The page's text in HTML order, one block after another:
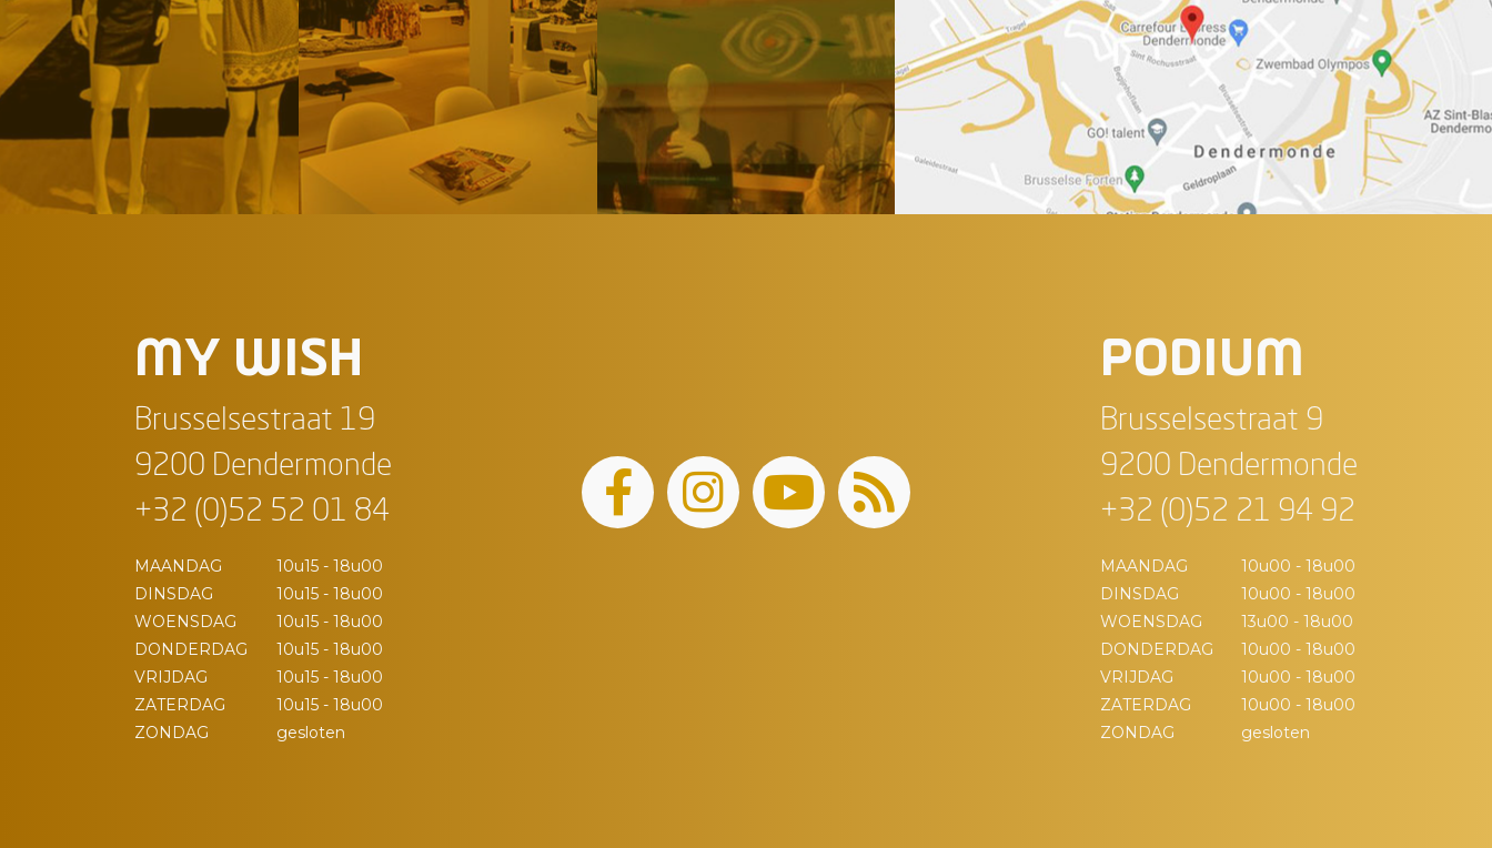
MY WISH
Brusselsestraat 19
9200 Dendermonde
+32 (0)52 52 01 84
MAANDAG
10u15 - 18u00
DINSDAG
10u15 - 18u00
WOENSDAG
10u15 - 18u00
DONDERDAG
10u15 - 18u00
VRIJDAG
10u15 - 18u00
ZATERDAG
10u15 - 18u00
ZONDAG
gesloten
PODIUM
Brusselsestraat 9
9200 Dendermonde
+32 (0)52 21 94 92
MAANDAG
10u00 - 18u00
DINSDAG
10u00 - 18u00
WOENSDAG
13u00 - 18u00
DONDERDAG
10u00 - 18u00
VRIJDAG
10u00 - 18u00
ZATERDAG
10u00 - 18u00
ZONDAG
gesloten